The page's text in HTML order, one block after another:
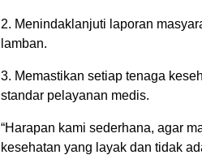
2. Menindaklanjuti laporan
lamban.
3. Memastikan setiap tenaga
standar pelayanan medis.
“Harapan kami sederhana, agar
kesehatan yang layak dan tidak